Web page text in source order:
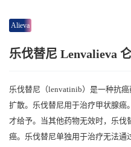
Alieva
乐伐替尼 Lenvalieva
乐伐替尼（lenvatinib）是一种抗
扩散。乐伐替尼用于治疗甲状腺癌
才给予。当其他药物无效时，乐伐
癌。乐伐替尼单独用于治疗无法通